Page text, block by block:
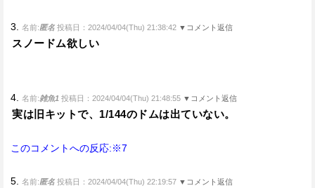
3. 名前:匿名 投稿日：2024/04/04(Thu) 21:38:42 ▼コメント返信
スノードム欲しい
4. 名前:雑魚1 投稿日：2024/04/04(Thu) 21:48:55 ▼コメント返信
実は旧キットで、1/144のドムは出ていない。
このコメントへの反応:※7
5. 名前:匿名 投稿日：2024/04/04(Thu) 22:19:57 ▼コメント返信